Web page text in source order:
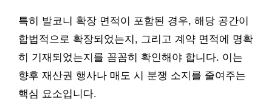
특히 발코니 확장 면적이 포함된 경우, 해당 공간이
합법적으로 확장되었는지, 그리고 계약 면적에 명확
히 기재되었는지를 꼼꼼히 확인해야 합니다. 이는
향후 재산권 행사나 매도 시 분쟁 소지를 줄여주는
핵심 요소입니다.